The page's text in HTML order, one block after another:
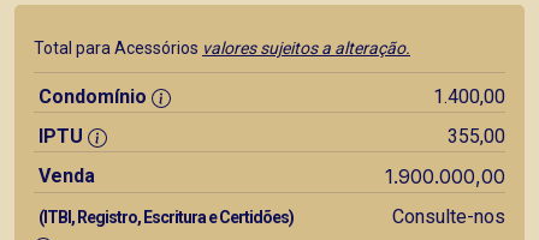
Total para Acessórios valores sujeitos a alteração.
Condomínio
1.400,00
IPTU
355,00
Venda
1.900.000,00
(ITBI, Registro, Escritura e Certidões) Consulte-nos